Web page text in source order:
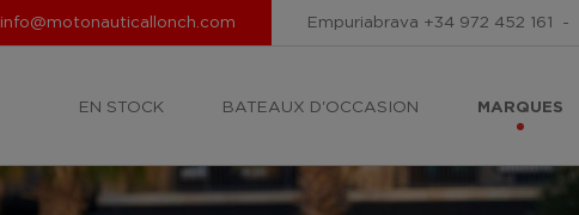
info@motonauticallonch.com Empuriabrava +34 972 452 161 -
EN STOCK BATEAUX D'OCCASION MARQUES